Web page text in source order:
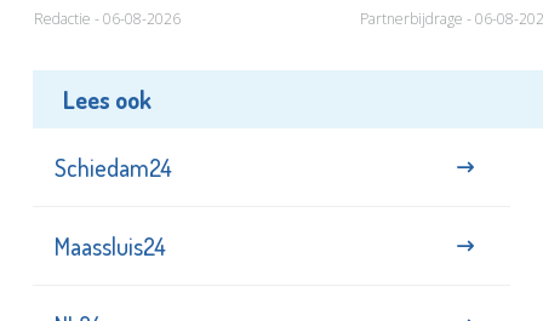
Redactie - 06-08-2026 Partnerbijdrage - 06-08-
Lees ook
Schiedam24
Maassluis24